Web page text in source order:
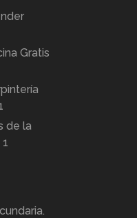
Gratis
de la